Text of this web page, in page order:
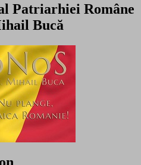
Patriarhiei Române
Bucă